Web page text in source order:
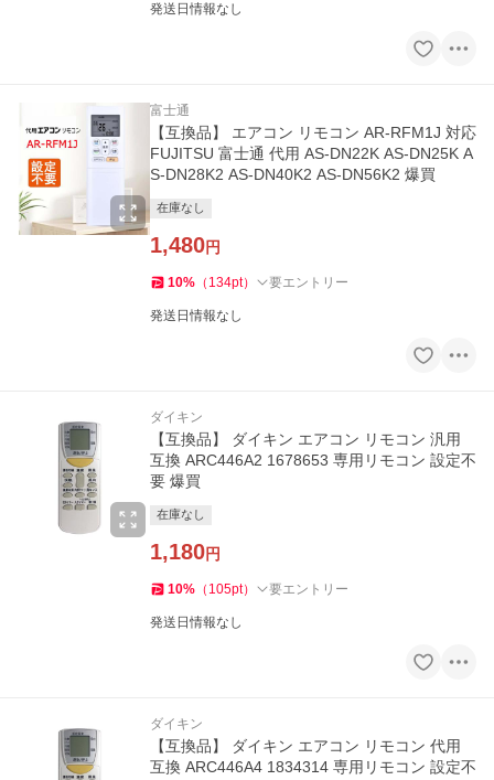
発送日情報なし
富士通
【互換品】 エアコン リモコン AR-RFM1J 対応
FUJITSU 富士通 代用 AS-DN22K AS-DN25K A
S-DN28K2 AS-DN40K2 AS-DN56K2 爆買
在庫なし
1,480円
10% （ 134pt） 要エントリー
発送日情報なし
ダイキン
【互換品】 ダイキン エアコン リモコン 汎用
互換 ARC446A2 1678653 専用リモコン 設定不
要 爆買
在庫なし
1,180円
10% （ 105pt） 要エントリー
発送日情報なし
ダイキン
【互換品】 ダイキン エアコン リモコン 代用
互換 ARC446A4 1834314 専用リモコン 設定不